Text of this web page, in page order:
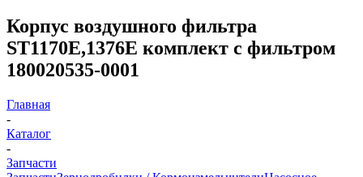
Корпус воздушного фильтра
ST1170Е,1376E комплект с фильтром
180020535-0001
Главная
-
Каталог
-
Запчасти